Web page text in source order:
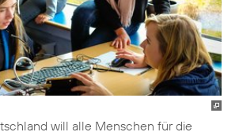
will alle Menschen für die